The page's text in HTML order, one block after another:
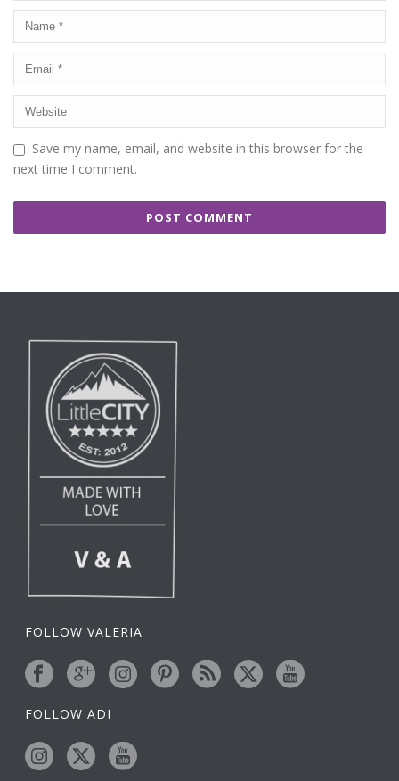
Save my name, email, and website in this browser for the
next time I comment.
FOLLOW VALERIA
FOLLOW ADI